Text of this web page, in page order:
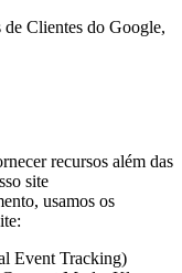
Clientes do Google,
recursos além das
site
usamos os
Event Tracking)